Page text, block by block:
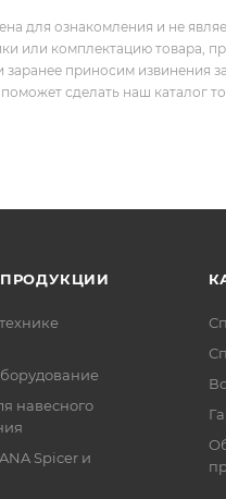
для ознакомления и не
или комплектацию товара,
приносим извинения
сделать наш каталог
навесного
Spicer и